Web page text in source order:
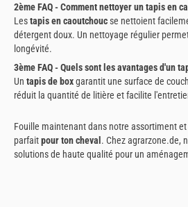
2ème FAQ - Comment nettoyer un tapis en
Lestapis en caoutchoucse nettoient
détergent doux. Un nettoyage régulier
longévité.
3ème FAQ - Quels sont les avantages d'un
Un tapis de boxgarantit une surface de
réduit la quantité de litière et facilite
Fouille maintenant dans notre assortiment
parfaitpour ton cheval . Chez agrarzone.de,
solutions de haute qualité pour un